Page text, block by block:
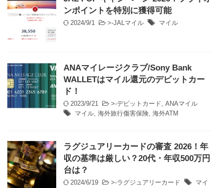
ンポイントを特別に獲得可能
2024/9/1 >-JALマイル マイル
ANAマイレージクラブ/Sony Bank
WALLETはマイル還元のデビットカー
ド！
2023/9/21 >-デビットカード, ANAマイル
マイル, 海外旅行傷害保険, 海外ATM
ラグジュアリーカードの審査 2026！年
収の基準は厳しい？20代・年収500万円
台は？
2024/6/19 >-ラグジュアリーカード
マイ